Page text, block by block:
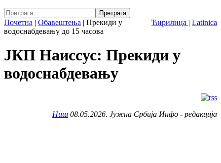
Ћирилица | Latinica
Почетна | Обавештења | Прекиди у
водоснабдевању до 15 часова
ЈКП Наиссус: Прекиди у
водоснабдевању
Ниш 08.05.2026. Јужна Србија Инфо - редакција